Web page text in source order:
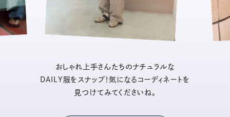
おしゃれ上手さんたちのナチュラルな
DAILY服をスナップ！気になるコーディネートを
見つけてみてくださいね。